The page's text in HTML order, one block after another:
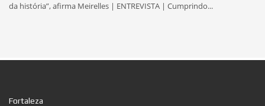
da história”, afirma Meirelles | ENTREVISTA | Cumprindo...
Fortaleza